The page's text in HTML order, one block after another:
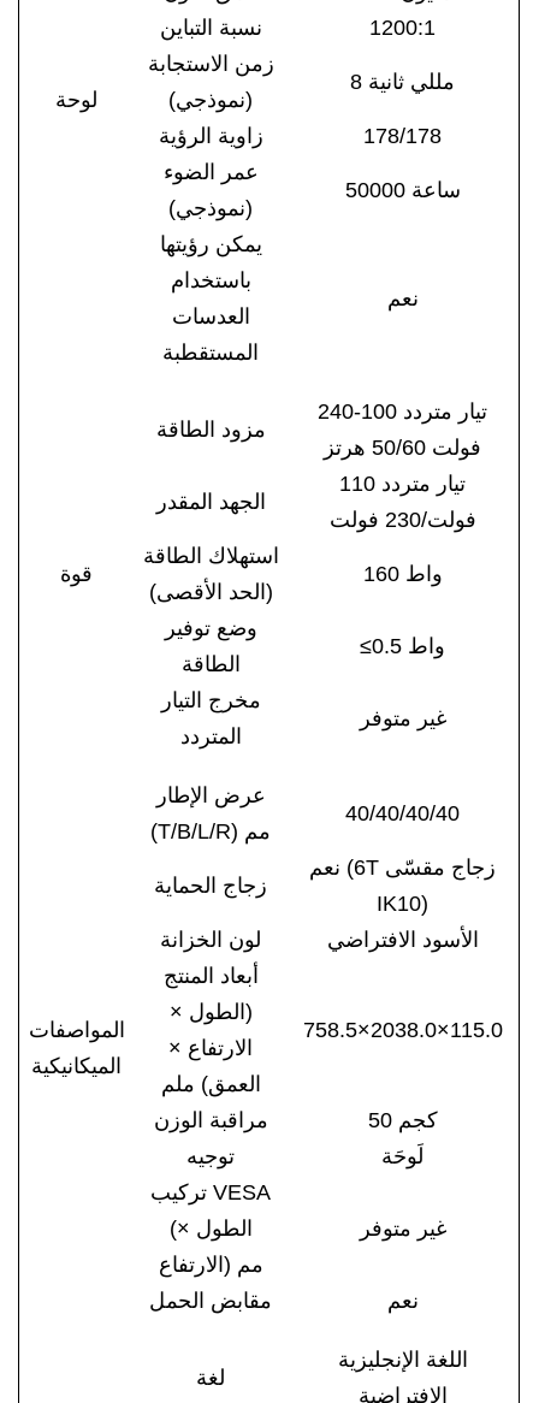
لوحة
نسبة التباين
1200:1
زمن الاستجابة
(نموذجي)
8 مللي ثانية
زاوية الرؤية
178/178
عمر الضوء
(نموذجي)
50000 ساعة
يمكن رؤيتها
باستخدام
العدسات
المستقطبة
نعم
قوة
مزود الطاقة
تيار متردد 100-240
فولت 50/60 هرتز
الجهد المقدر
تيار متردد 110
فولت/230 فولت
استهلاك الطاقة
(الحد الأقصى)
160 واط
وضع توفير
الطاقة
≤0.5 واط
مخرج التيار
المتردد
غير متوفر
المواصفات
الميكانيكية
عرض الإطار
(T/B/L/R) مم
40/40/40/40
زجاج الحماية
نعم (6T زجاج مقسّى
IK10)
لون الخزانة
الأسود الافتراضي
أبعاد المنتج
(الطول ×
الارتفاع ×
العمق) ملم
758.5×2038.0×115.0
مراقبة الوزن
50 كجم
توجيه
لَوحَة
تركيب VESA
(الطول ×
الارتفاع) مم
غير متوفر
مقابض الحمل نعم
لغة
اللغة الإنجليزية
الافتراضية